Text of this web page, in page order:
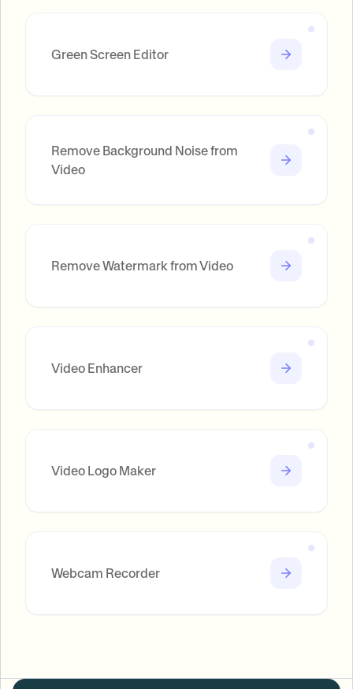
Green Screen Editor
Remove Background Noise from
Video
Remove Watermark from Video
Video Enhancer
Video Logo Maker
Webcam Recorder